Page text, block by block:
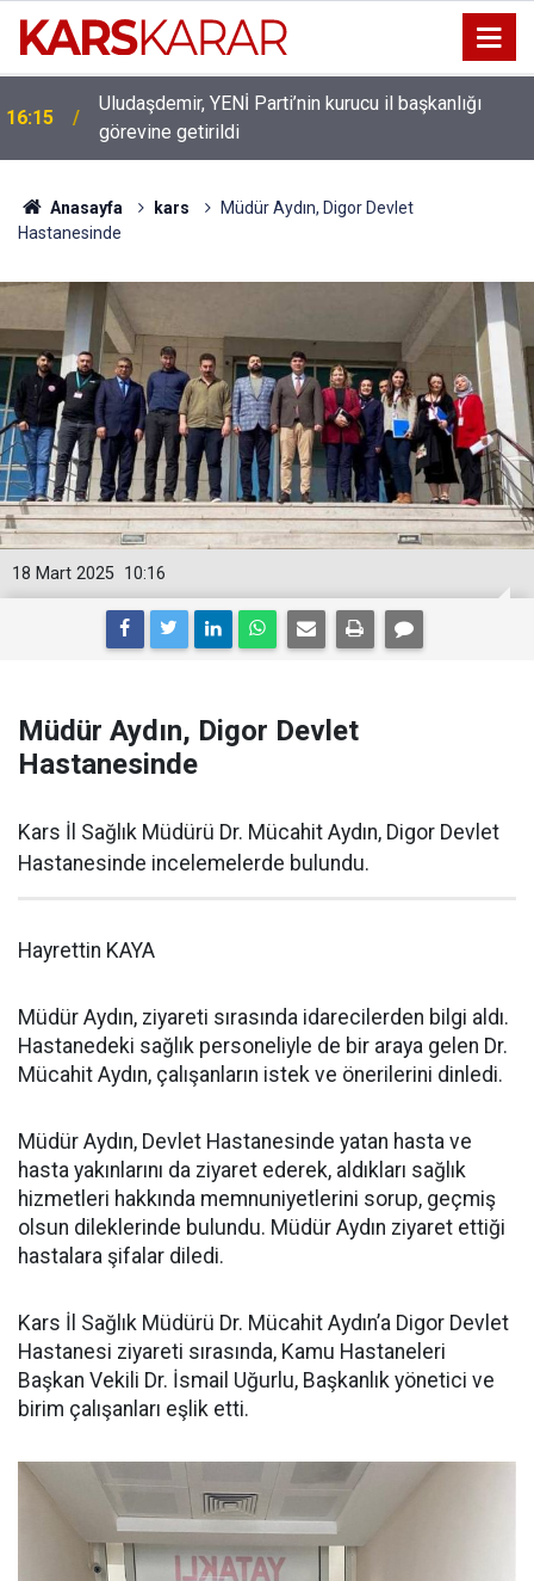
16:15
Uludaşdemir, YENİ Parti’nin kurucu il başkanlığı
görevine getirildi
Anasayfa kars
Müdür Aydın, Digor Devlet
Hastanesinde
10:16
18 Mart 2025
Müdür Aydın, Digor Devlet
Hastanesinde
Kars İl Sağlık Müdürü Dr. Mücahit Aydın, Digor Devlet
Hastanesinde incelemelerde bulundu.
Hayrettin KAYA
Müdür Aydın, ziyareti sırasında idarecilerden bilgi aldı.
Hastanedeki sağlık personeliyle de bir araya gelen Dr.
Mücahit Aydın, çalışanların istek ve önerilerini dinledi.
Müdür Aydın, Devlet Hastanesinde yatan hasta ve
hasta yakınlarını da ziyaret ederek, aldıkları sağlık
hizmetleri hakkında memnuniyetlerini sorup, geçmiş
olsun dileklerinde bulundu. Müdür Aydın ziyaret ettiği
hastalara şifalar diledi.
Kars İl Sağlık Müdürü Dr. Mücahit Aydın’a Digor Devlet
Hastanesi ziyareti sırasında, Kamu Hastaneleri
Başkan Vekili Dr. İsmail Uğurlu, Başkanlık yönetici ve
birim çalışanları eşlik etti.